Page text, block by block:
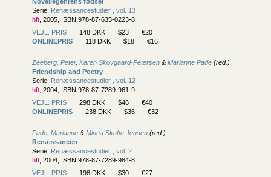
Serie: Renæssancestudier , vol. 13
hft , 2005, ISBN 978-87-635-0223-8
VEJL. PRIS
148 DKK $23
€20
ONLINEPRIS
118 DKK $18 €16
Zeeberg, Peter, Karen Skovgaard-Petersen & Marianne Pade (red.)
Friendship and Poetry
Serie: Renæssancestudier , vol. 12
hft , 2004, ISBN 978-87-7289-961-9
VEJL. PRIS
298 DKK $46
€40
ONLINEPRIS
238 DKK $36 €32
Pade, Marianne & Minna Skafte Jensen (red.)
Renæssancen
Serie: Renæssancestudier , vol. 2
hft , 2004, ISBN 978-87-7289-984-8
VEJL. PRIS
198 DKK $30
€27